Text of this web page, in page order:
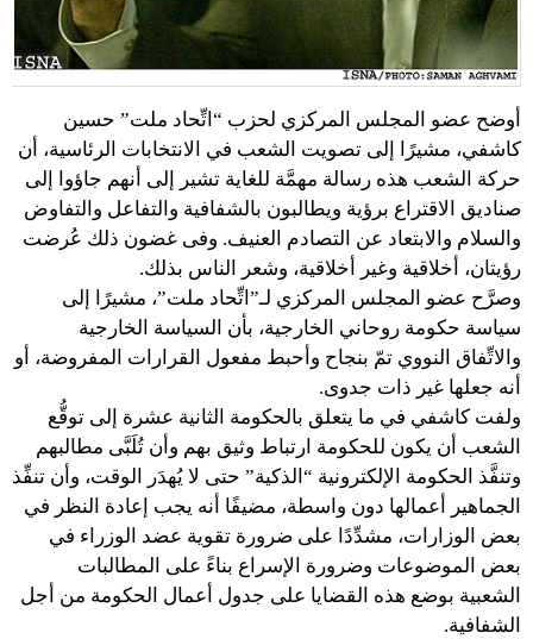
أوضح عضو المجلس المركزي لحزب “اتِّحاد ملت” حسين
كاشفي، مشيرًا إلى تصويت الشعب في الانتخابات الرئاسية، أن
حركة الشعب هذه رسالة مهمَّة للغاية تشير إلى أنهم جاؤوا إلى
صناديق الاقتراع برؤية ويطالبون بالشفافية والتفاعل والتفاوض
والسلام والابتعاد عن التصادم العنيف. وفى غضون ذلك عُرضت
رؤيتان، أخلاقية وغير أخلاقية، وشعر الناس بذلك.
وصرَّح عضو المجلس المركزي لـ”اتِّحاد ملت”، مشيرًا إلى
سياسة حكومة روحاني الخارجية، بأن السياسة الخارجية
والاتِّفاق النووي تمّ بنجاح وأحبط مفعول القرارات المفروضة، أو
أنه جعلها غير ذات جدوى.
ولفت كاشفي في ما يتعلق بالحكومة الثانية عشرة إلى توقُّع
الشعب أن يكون للحكومة ارتباط وثيق بهم وأن تُلَبَّى مطالبهم
وتنفَّذ الحكومة الإلكترونية “الذكية” حتى لا يُهدَر الوقت، وأن تنفِّذ
الجماهير أعمالها دون واسطة، مضيفًا أنه يجب إعادة النظر في
بعض الوزارات، مشدِّدًا على ضرورة تقوية عضد الوزراء في
بعض الموضوعات وضرورة الإسراع بناءً على المطالبات
الشعبية بوضع هذه القضايا على جدول أعمال الحكومة من أجل
الشفافية.